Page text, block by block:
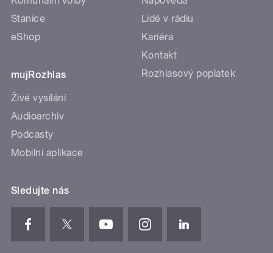
Stanice
eShop
mujRozhlas
Živé vysílání
Audioarchiv
Podcasty
Mobilní aplikace
Lidé v rádiu
Kariéra
Kontakt
Rozhlasový poplatek
Sledujte nás